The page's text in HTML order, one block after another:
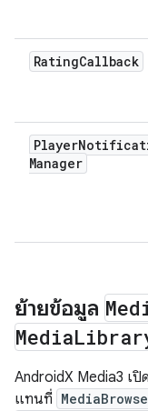
RatingCallback
Player
Manager
ย้ายข้อมูล
Media
AndroidX Media3 เปิ
แทนที่